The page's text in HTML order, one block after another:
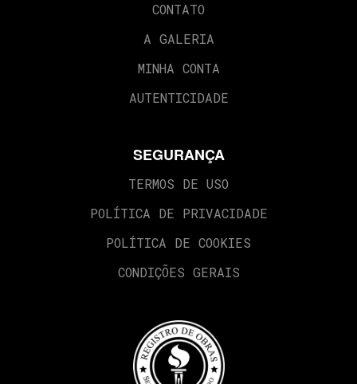
CONTATO
A GALERIA
MINHA CONTA
AUTENTICIDADE
SEGURANÇA
TERMOS DE USO
POLÍTICA DE PRIVACIDADE
POLÍTICA DE COOKIES
CONDIÇÕES GERAIS